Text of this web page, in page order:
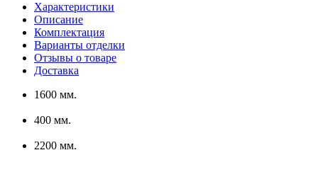
Характеристики
Описание
Комплектация
Варианты отделки
Отзывы о товаре
Доставка
1600 мм.
400 мм.
2200 мм.